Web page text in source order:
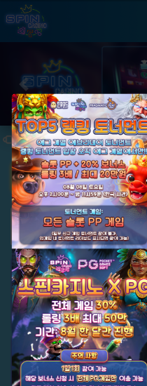
게임
Previous
★ 국내 최초,